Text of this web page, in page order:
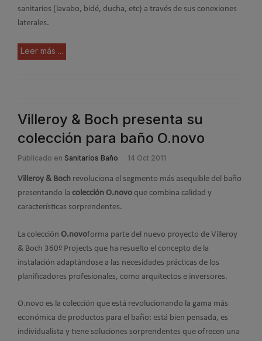
sanitarios (lavabo, bidé, ducha, etc) a través de sus conexiones
laterales.
Leer más ...
Villeroy & Boch presenta su
colección para baño O.novo
Publicado en Sanitarios Baño 14 Oct 2011
Villeroy & Boch revoluciona el segmento más asequible del baño
presentando la colección O.novo que combina calidad y
características sorprendentes.
La colección O.novoforma parte del nuevo proyecto de Villeroy
& Boch 360º Projects que ha resuelto el concepto de la
instalación adaptándose a las necesidades prácticas de los
planificadores profesionales, como arquitectos e inversores.
O.novo es la colección que está revolucionando la gama más
económica de productos para el baño: está bien pensada, es
individualista y tiene soluciones sorprendentes que ofrecen una